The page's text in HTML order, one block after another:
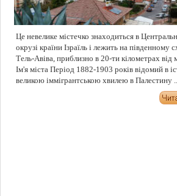
Це невелике містечко знаходиться в
окрузі країни Ізраїль і лежить на південному
Тель-Авіва, приблизно в 20-ти кілометрах від
Ім'я міста Період 1882-1903 років відомий в
великою іммігрантською хвилею в Палестину